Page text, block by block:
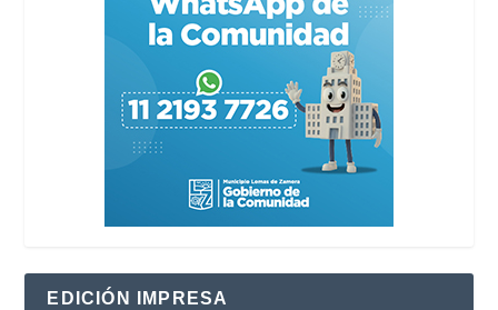
EDICIÓN IMPRESA